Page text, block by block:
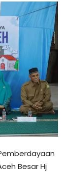
Besar Hj